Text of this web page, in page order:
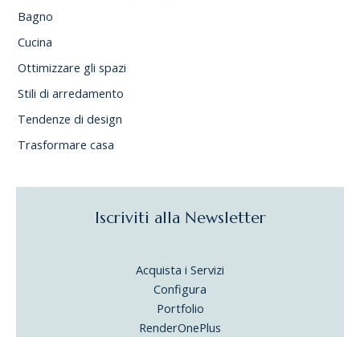
Bagno
Cucina
Ottimizzare gli spazi
Stili di arredamento
Tendenze di design
Trasformare casa
Iscriviti alla Newsletter
Acquista i Servizi
Configura
Portfolio
RenderOnePlus